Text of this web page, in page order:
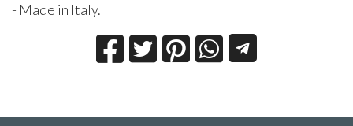
- Made in Italy.